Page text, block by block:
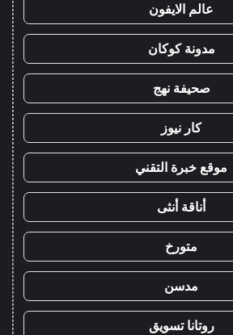
عالم الايفون
مدونة كوكان
صحيفة نهج
كار نيوز
موقع خبرة التقني
أناقة أنثى
متورخ
مدسن
روتانا تسويق